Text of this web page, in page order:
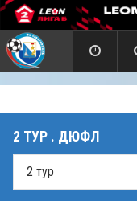
2 ТУР . ДЮФЛ